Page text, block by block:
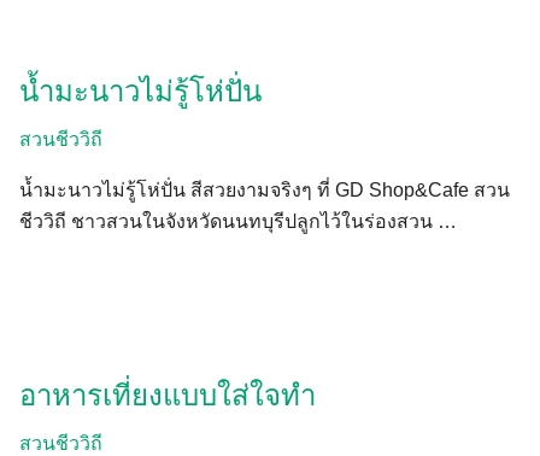
น้ำมะนาวไม่รู้โห่ปั่น
สวนชีววิถี
น้ำมะนาวไม่รู้โห่ปั่น สีสวยงามจริงๆ ที่ GD Shop&Cafe สวน
ชีววิถี ชาวสวนในจังหวัดนนทบุรีปลูกไว้ในร่องสวน …
อาหารเที่ยงแบบใส่ใจทำ
สวนชีววิถี